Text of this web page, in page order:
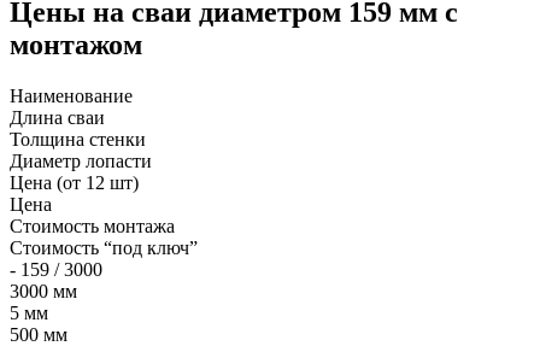
Цены на сваи диаметром 159 мм с
монтажом
Наименование
Длина сваи
Толщина стенки
Диаметр лопасти
Цена (от 12 шт)
Цена
Стоимость монтажа
Стоимость “под ключ”
- 159 / 3000
3000 мм
5 мм
500 мм